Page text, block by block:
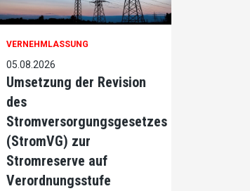
VERNEHMLASSUNG
05.08.2026
Umsetzung der Revision
des
Stromversorgungsgesetzes
(StromVG) zur
Stromreserve auf
Verordnungsstufe